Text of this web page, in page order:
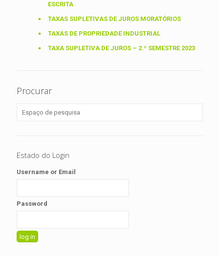
ESCRITA
TAXAS SUPLETIVAS DE JUROS MORATÓRIOS
TAXAS DE PROPRIEDADE INDUSTRIAL
TAXA SUPLETIVA DE JUROS – 2.º SEMESTRE 2023
Procurar
Estado do Login
Username or Email
Password